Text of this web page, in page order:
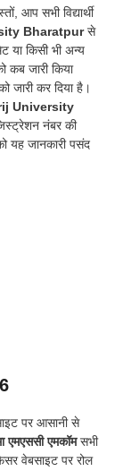
आप सभी विद्यार्थी
Bharatpurसे
या किसी भी अन्य
कब जारी किया
जारी कर दिया है।
University
नंबर की
यह जानकारी पसंद
पर आसानी से
एमएससी एमकॉमसभी
वेबसाइट पर रोल